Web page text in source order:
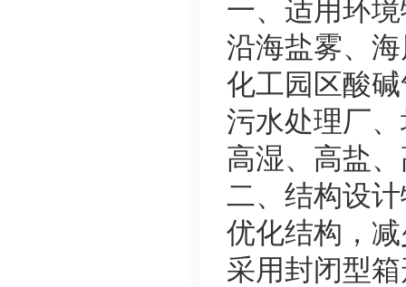
一、适用环
沿海盐雾、
化工园区酸
污水处理厂
高湿、高盐
二、结构设
优化结构，
采用封闭型